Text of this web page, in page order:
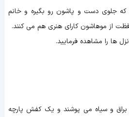
که جلوی دست و پاشون رو بگیره و خانم
از موهاشون کارای هنری هم می کنند.
ها را مشاهده فرمایید.
براق و سیاه می پوشند و یک کفش پارچه